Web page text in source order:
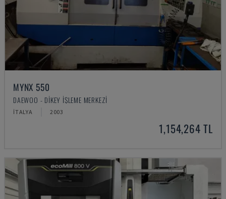
MYNX 550
DAEWOO - DIKEY İŞLEME MERKEZI
İTALYA 2003
1,154,264 TL